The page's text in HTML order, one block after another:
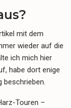
mit dem
wieder auf die
ich mich hier
habe dort enige
beschrieben.
Touren –